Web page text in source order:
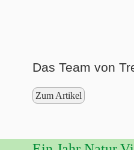
Das Team von
Zum Artikel